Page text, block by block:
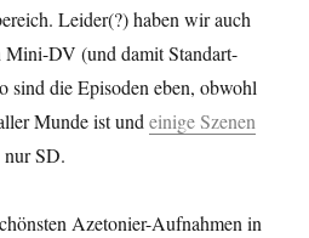
Leider(?) haben wir auch
Mini-DV (und damit Standart-
sind die Episoden eben, obwohl
Munde ist undeinige Szenen
SD.
Azetonier-Aufnahmen in